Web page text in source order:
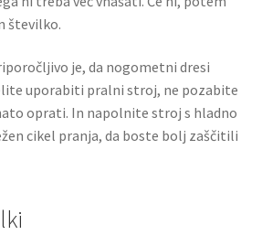
številko.
je, da nogometni dresi
uporabiti pralni stroj, ne pozabite
oprati. In napolnite stroj s hladno
cikel pranja, da boste bolj zaščitili